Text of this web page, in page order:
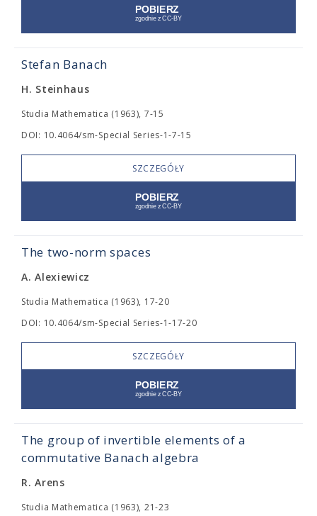
Stefan Banach
H. Steinhaus
Studia Mathematica (1963), 7-15
DOI: 10.4064/sm-Special Series-1-7-15
SZCZEGÓŁY
The two-norm spaces
A. Alexiewicz
Studia Mathematica (1963), 17-20
DOI: 10.4064/sm-Special Series-1-17-20
SZCZEGÓŁY
The group of invertible elements of a
commutative Banach algebra
R. Arens
Studia Mathematica (1963), 21-23